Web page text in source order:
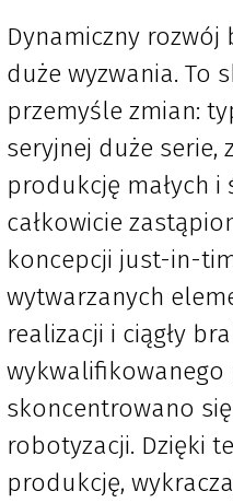
Dynamiczny
duże wyzwania. To
przemyśle zmian:
seryjnej duże serie,
produkcję małych
całkowicie
koncepcji just-in-
wytwarzanych
realizacji i ciągły
wykwalifikowanego
skoncentrowano
robotyzacji. Dzięki
produkcję,